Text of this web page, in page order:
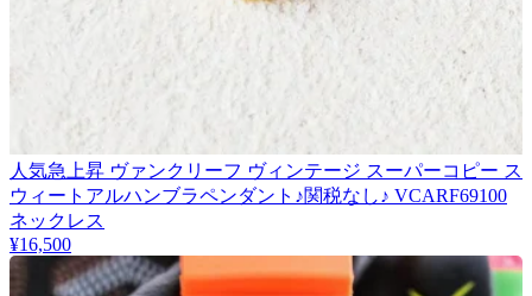
人気急上昇 ヴァンクリーフ ヴィンテージ スーパーコピー ス
ウィートアルハンブラペンダント♪関税なし♪ VCARF69100
ネックレス
¥16,500